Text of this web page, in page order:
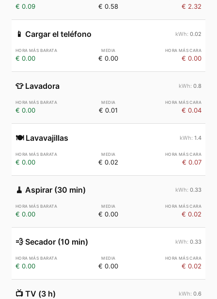
€ 0.09 € 0.58 € 2.32
📱 Cargar el teléfono 0.02
€ 0.00 € 0.00 € 0.00
👕 Lavadora 0.8
€ 0.00 € 0.01 € 0.04
🍽️ Lavavajillas 1.4
€ 0.00 € 0.02 € 0.07
🧹 Aspirar (30 min) 0.33
€ 0.00 € 0.00 € 0.02
💨 Secador (10 min) 0.33
€ 0.00 € 0.00 € 0.02
📺 TV (3 h) 0.6